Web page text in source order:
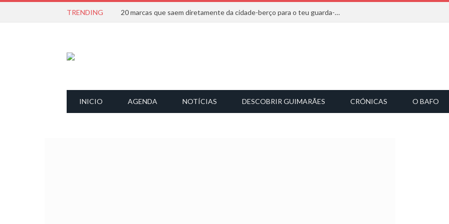
TRENDING 20 marcas que saem diretamente da cidade-berço para o teu guarda-roupa
INICIO AGENDA NOTÍCIAS DESCOBRIR GUIMARÃES CRÓNICAS O BAFO